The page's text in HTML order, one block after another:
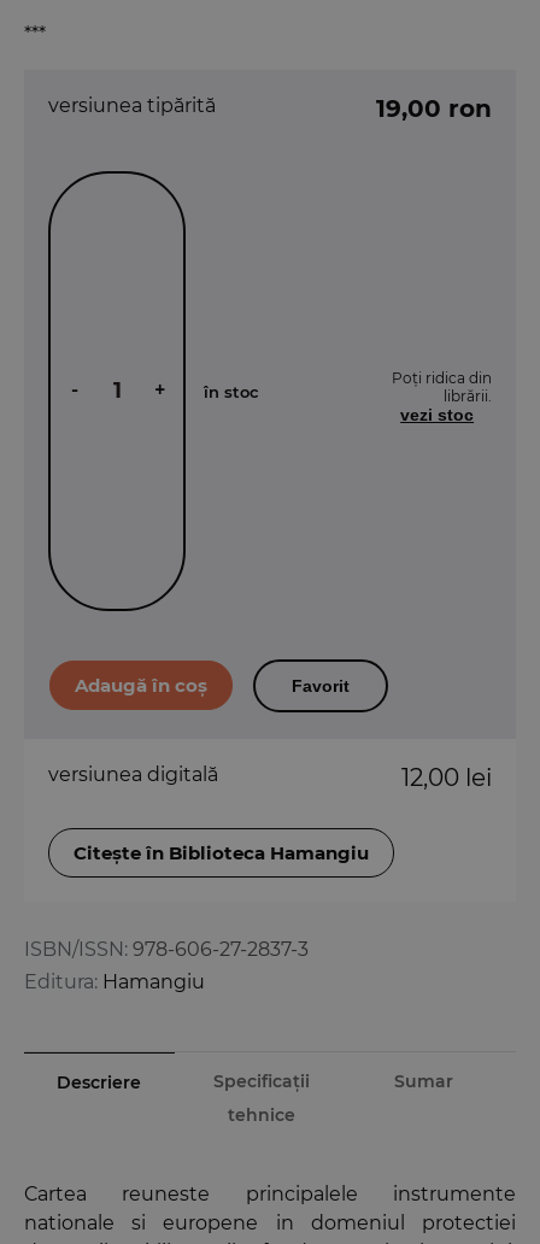
***
ISBN/ISSN: 978-606-27-2837-3
Editura: Hamangiu
versiunea tipărită 19,00 ron
- + în stoc
Poți ridica din
librării.
vezi stoc
Favorit
versiunea digitală 12,00 lei
Citește în Biblioteca Hamangiu
Descriere
Specificații
tehnice
Sumar
Cartea reuneste principalele instrumente
nationale si europene in domeniul protectiei